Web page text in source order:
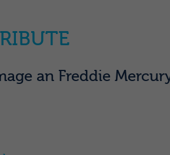
an Freddie